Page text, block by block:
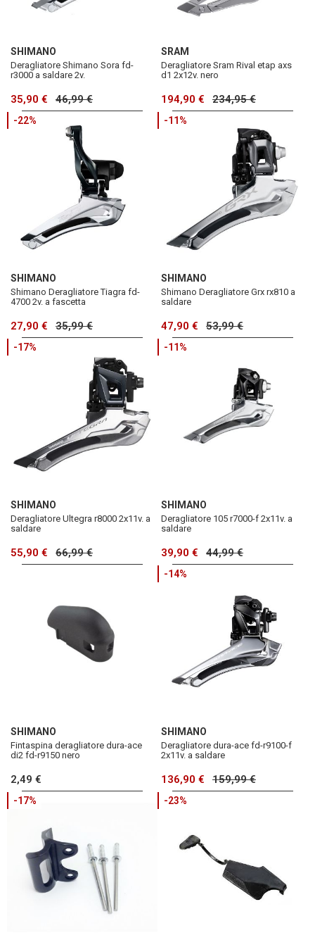
SHIMANO
Deragliatore Shimano Sora fd-
r3000 a saldare 2v.
35,90 € 46,99 €
SRAM
Deragliatore Sram Rival etap axs
d1 2x12v. nero
194,90 € 234,95 €
-22%
SHIMANO
Shimano Deragliatore Tiagra fd-
4700 2v. a fascetta
27,90 € 35,99 €
-11%
SHIMANO
Shimano Deragliatore Grx rx810 a
saldare
47,90 € 53,99 €
-17%
SHIMANO
Deragliatore Ultegra r8000 2x11v. a
saldare
55,90 € 66,99 €
-11%
SHIMANO
Deragliatore 105 r7000-f 2x11v. a
saldare
39,90 € 44,99 €
SHIMANO
Fintaspina deragliatore dura-ace
di2 fd-r9150 nero
2,49 €
-14%
SHIMANO
Deragliatore dura-ace fd-r9100-f
2x11v. a saldare
136,90 € 159,99 €
-17% -23%